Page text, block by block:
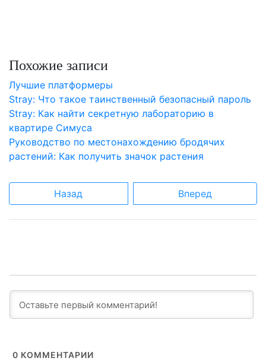
Похожие записи
Лучшие платформеры
Stray: Что такое таинственный безопасный пароль
Stray: Как найти секретную лабораторию в
квартире Симуса
Руководство по местонахождению бродячих
растений: Как получить значок растения
Назад Вперед
0 КОММЕНТАРИИ